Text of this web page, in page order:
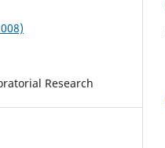
Research